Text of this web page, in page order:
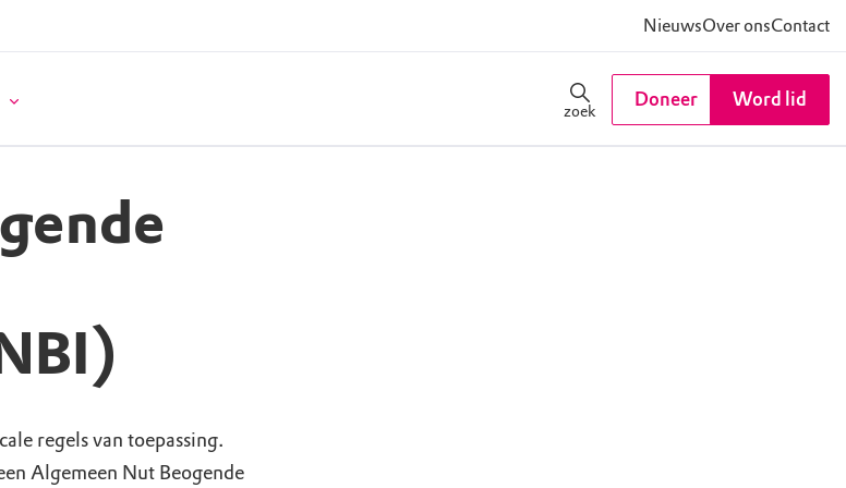
NieuwsOver onsContact
zoek
Doneer Word lid
regels van toepassing.
Algemeen Nut Beogende